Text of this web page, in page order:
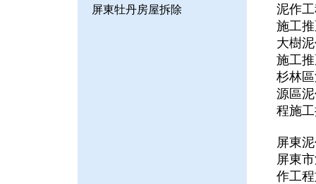
屏東牡丹房屋拆除
泥作
施工
大樹
施工
杉林
源區
程施
屏東
屏東
作工